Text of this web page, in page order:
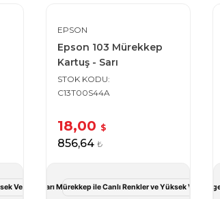
Verimli Baskı Deneyimi
EPSON
Epson 103 Mürekkep
Kartuş - Sarı
STOK KODU
C13T00S44A
18,00 $
856,64 ₺
Epson 103 Sarı Mürekkep ile Canlı Renkler ve Yüksek Verimli
Epson 103